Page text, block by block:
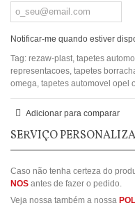
Notificar-me quando estiver
Tag: rezaw-plast, tapetes
representacoes, tapetes
omega, tapetes automovel opel
Adicionar para comparar
SERVIÇO
Caso não tenha certeza do
NOS antes de fazer o pedido.
Veja nossa também a nossa